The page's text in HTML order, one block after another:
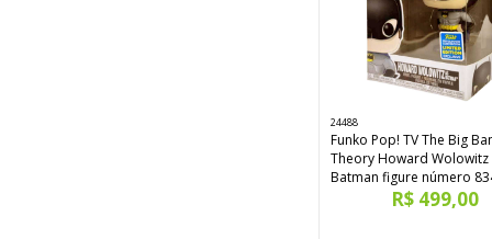
24488
Funko Pop! TV The Big
Theory Howard Wolowitz
Batman figure número
R$ 499,00